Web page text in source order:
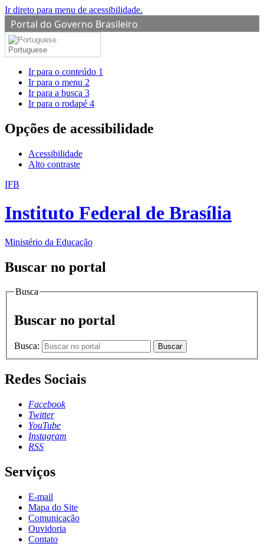
Ir direto para menu de acessibilidade.
Portal do Governo Brasileiro
Portuguese
Ir para o conteúdo 1
Ir para o menu 2
Ir para a busca 3
Ir para o rodapé 4
Opções de acessibilidade
Acessibilidade
Alto contraste
IFB
Instituto Federal de Brasília
Ministério da Educação
Buscar no portal
Busca
Buscar no portal
Busca: Buscar
Redes Sociais
Facebook
Twitter
YouTube
Instagram
RSS
Serviços
E-mail
Mapa do Site
Comunicação
Ouvidoria
Contato